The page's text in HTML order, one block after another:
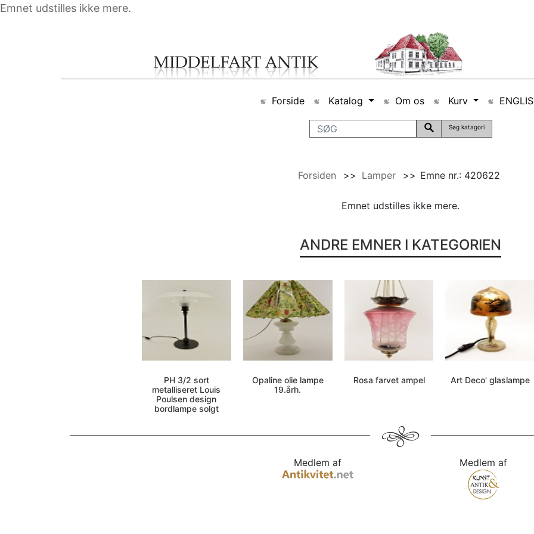
Emnet udstilles ikke mere.
Forside Katalog Om os Kurv
Søg katagori
Forsiden >> Lamper >> Emne nr.: 420622
Emnet udstilles ikke mere.
ANDRE EMNER I KATEGORIEN
PH 3/2 sort
metalliseret Louis
Poulsen design
bordlampe solgt
Opaline olie lampe
19.årh.
Rosa farvet ampel Art Deco' glaslampe
Medlem af Medlem af